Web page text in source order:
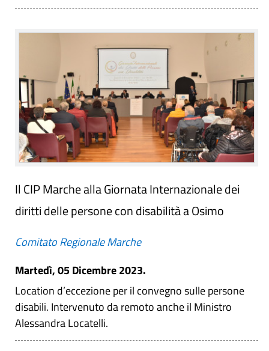
Il CIP Marche alla Giornata Internazionale dei
diritti delle persone con disabilità a Osimo
Comitato Regionale Marche
Martedì, 05 Dicembre 2023.
Location d’eccezione per il convegno sulle persone
disabili. Intervenuto da remoto anche il Ministro
Alessandra Locatelli.